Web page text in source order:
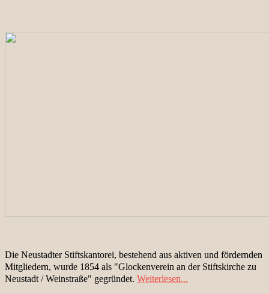
Die Neustadter Stiftskantorei, bestehend aus aktiven und fördernden
Mitgliedern, wurde 1854 als "Glockenverein an der Stiftskirche zu
Neustadt / Weinstraße" gegründet. Weiterlesen...